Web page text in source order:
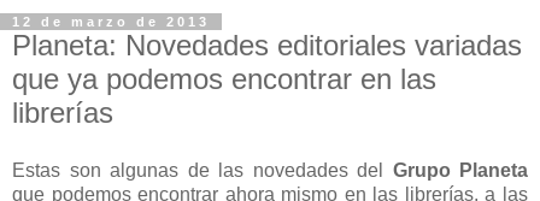
12 de marzo de 2013
Planeta: Novedades editoriales variadas
que ya podemos encontrar en las
librerías
Estas son algunas de las novedades del Grupo Planeta
que podemos encontrar ahora mismo en las librerías, a las